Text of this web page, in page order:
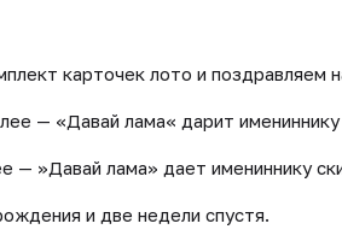
карточек лото и поздравляем
— «Давай лама« дарит имениннику
— »Давай лама» дает имениннику
и две недели спустя.